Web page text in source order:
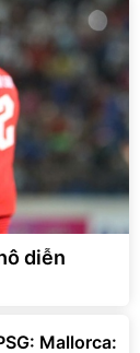
diễn
Mallorca: